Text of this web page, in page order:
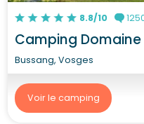
8.8/10
Camping
Bussang, Vosges
Voir le camping